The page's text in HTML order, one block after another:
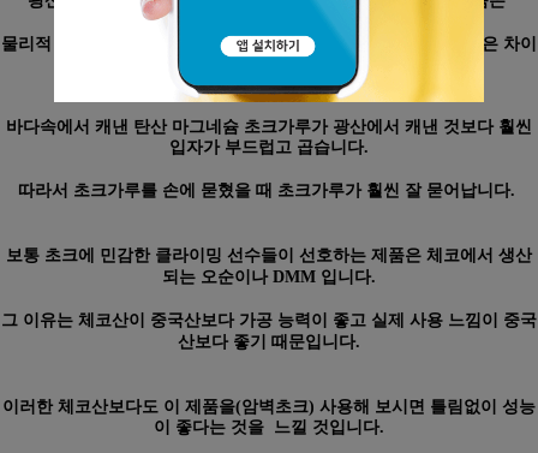
물리적 성분으로 보면 큰 차이가 없지만 실제로 사용을 해보면 많은 차이
가 있습니다.
바다속에서 캐낸 탄산 마그네슘 초크가루가 광산에서 캐낸 것보다 훨씬
입자가 부드럽고 곱습니다.
따라서 초크가루를 손에 묻혔을 때 초크가루가 훨씬 잘 묻어납니다.
보통 초크에 민감한 클라이밍 선수들이 선호하는 제품은 체코에서 생산
되는 오순이나 DMM 입니다.
그 이유는 체코산이 중국산보다 가공 능력이 좋고 실제 사용 느낌이 중국
산보다 좋기 때문입니다.
이러한 체코산보다도 이 제품을(암벽초크) 사용해 보시면 틀림없이 성능
이 좋다는 것을 느낄 것입니다.